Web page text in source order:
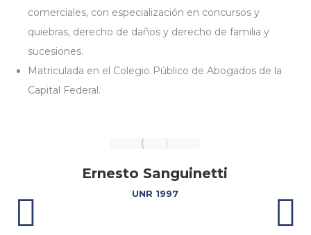
comerciales, con especialización en concursos y
quiebras, derecho de daños y derecho de familia y
sucesiones.
Matriculada en el Colegio Público de Abogados de la
Capital Federal.
Ernesto Sanguinetti
UNR 1997